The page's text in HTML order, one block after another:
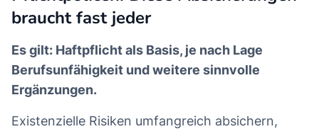
braucht fast jeder
Es gilt: Haftpflicht als Basis, je nach Lage
Berufsunfähigkeit und weitere sinnvolle
Ergänzungen.
Existenzielle Risiken umfangreich absichern,